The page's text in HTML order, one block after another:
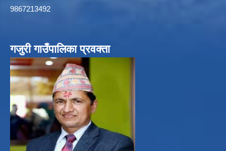
9867213492
गजुरी गाउँपालिका प्रवक्ता